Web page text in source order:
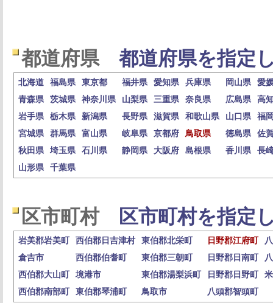
都道府県 都道府県を指定
北海道 福島県 東京都 福井県 愛知県 兵庫県 岡山県
愛
青森県
茨城県 神奈川県 山梨県 三重県 奈良県 広島県
高
岩手県
栃木県 新潟県 長野県 滋賀県 和歌山県 山口県
福
宮城県
群馬県 富山県 岐阜県 京都府 鳥取県 徳島県
佐
秋田県
埼玉県 石川県 静岡県 大阪府 島根県 香川県
長
山形県
千葉県
区市町村 区市町村を指定
岩美郡岩美町 西伯郡日吉津村 東伯郡北栄町 日野郡江府町
倉吉市
西伯郡伯耆町 東伯郡三朝町 日野郡日南町
西伯郡大山町
境港市 東伯郡湯梨浜町 日野郡日野町
西伯郡南部町
東伯郡琴浦町 鳥取市 八頭郡智頭町